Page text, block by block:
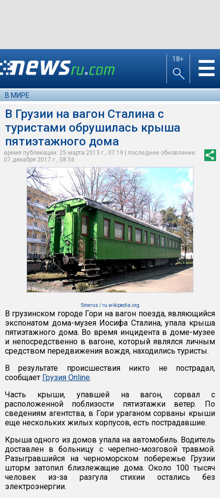
18+ ☰
В МИРЕ
В Грузии на вагон Сталина с
туристами обрушилась крыша
пятиэтажного дома
время публикации: 25 марта 2013 г., 07:19 | последнее обновление:
07 декабря 2017 г., 08:56
Smerus / ru.wikipedia.org
В грузинском городе Гори на вагон поезда, являющийся
экспонатом дома-музея Иосифа Сталина, упала крыша
пятиэтажного дома. Во время инцидента в доме-музее
и непосредственно в вагоне, который являлся личным
средством передвижения вождя, находились туристы.
В результате происшествия никто не пострадал,
сообщает Грузия Online.
Часть крыши, упавшей на вагон, сорвал с
расположенной поблизости пятиэтажки ветер. По
сведениям агентства, в Гори ураганом сорваны крыши
еще нескольких жилых корпусов, есть пострадавшие.
Крыша одного из домов упала на автомобиль. Водитель
доставлен в больницу с черепно-мозговой травмой.
Разыгравшийся на черноморском побережье Грузии
шторм затопил близлежащие дома. Около 100 тысяч
человек из-за разгула стихии остались без
электроэнергии.